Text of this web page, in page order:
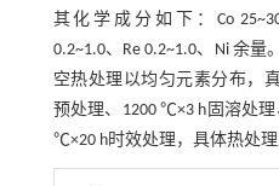
其化学成分如下：Co
0.2~1.0、Re 0.2~1.0、Ni 余
空热处理以均匀元素分布，
预处理、1200 ℃×3 h固溶处
℃×20 h时效处理，具体热处